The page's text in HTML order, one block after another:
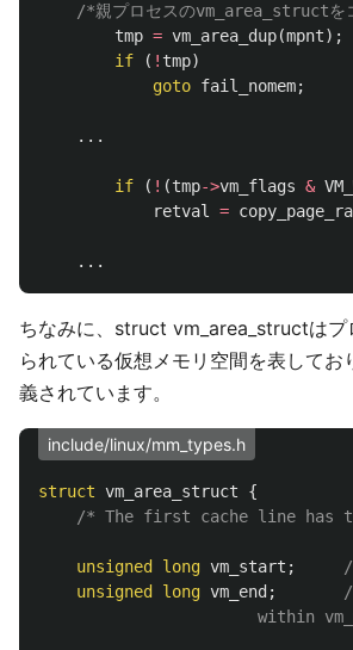
/*親プロセスのvm_area_structを
tmp = vm_area_dup(mpnt);
if
( ! tmp)
goto fail_nomem;
...
if ( ! (tmp->vm_flags &
retval
=
...
ちなみに、struct vm_area_structはプ
られている仮想メモリ空間を表してお
義されています。
include/linux/mm_types.h
struct vm_area_struct
{
/* The first cache line has
unsigned long vm_start ;
unsigned
long vm_end ;
within